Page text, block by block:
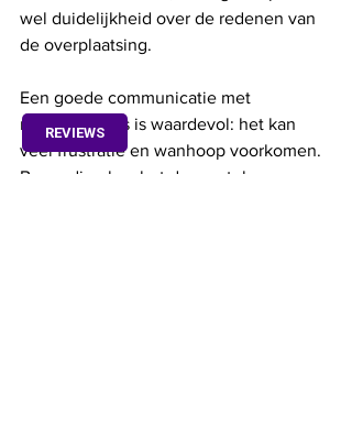
wel duidelijkheid over de redenen van
de overplaatsing.
Een goede communicatie met
mantelzorgers is waardevol: het kan
veel frustratie en wanhoop voorkomen.
Bovendien kan het de mantelzorger
REVIEWS